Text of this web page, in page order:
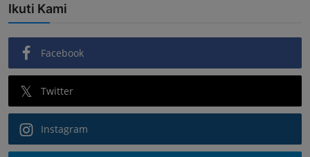
Ikuti Kami
Facebook
Twitter
Instagram